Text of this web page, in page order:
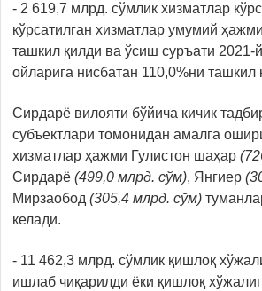
- 2 619,7 млрд. сўмлик хизматлар
кўрсатилган хизматлар умумий
ташкил қилди ва ўсиш суръати 2021-
ойларига нисбатан 110,0%ни ташкил
Сирдарё вилояти бўйича кичик
субъектлари томонидан амалга
хизматлар ҳажми Гулистон шаҳар
Сирдарё (499,0 млрд. сўм), Янгиер
Мирзаобод (305,4 млрд. сўм)
келади.
- 11 462,3 млрд. сўмлик қишлоқ
ишлаб чиқарилди ёки қишлоқ